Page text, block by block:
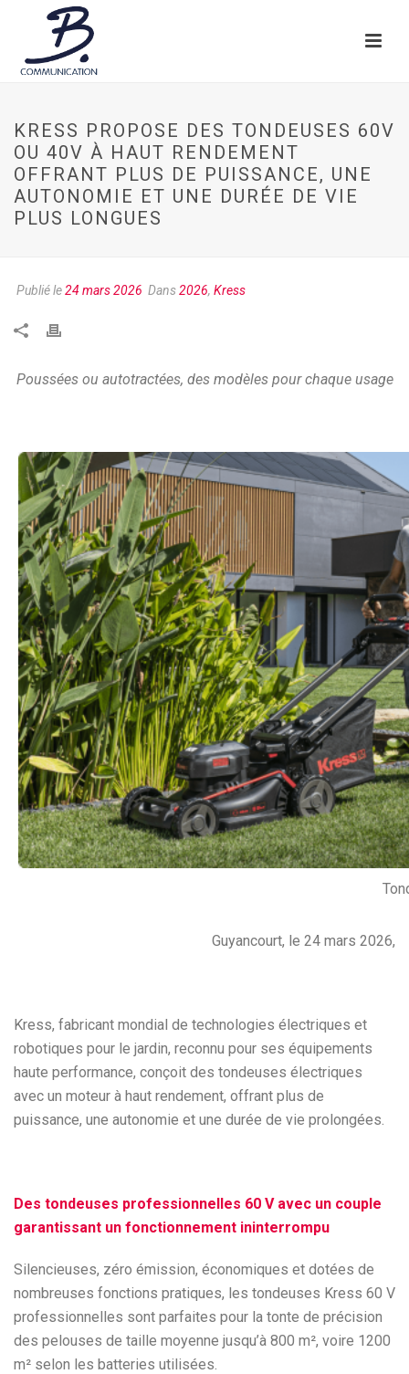
KRESS PROPOSE DES TONDEUSES 60V
OU 40V À HAUT RENDEMENT
OFFRANT PLUS DE PUISSANCE, UNE
AUTONOMIE ET UNE DURÉE DE VIE
PLUS LONGUES
Publié le24 mars 2026 Dans2026, Kress
Poussées ou autotractées, des modèles pour chaque usage
Guyancourt, le 24 mars 2026,
Kress, fabricant mondial de technologies électriques et
robotiques pour le jardin, reconnu pour ses équipements
haute performance, conçoit des tondeuses électriques
avec un moteur à haut rendement, offrant plus de
puissance, une autonomie et une durée de vie prolongées.
Des tondeuses professionnelles 60 V avec un couple
garantissant un fonctionnement ininterrompu
Silencieuses, zéro émission, économiques et dotées de
nombreuses fonctions pratiques, les tondeuses Kress 60 V
professionnelles sont parfaites pour la tonte de précision
des pelouses de taille moyenne jusqu’à 800 m², voire 1200
m² selon les batteries utilisées.